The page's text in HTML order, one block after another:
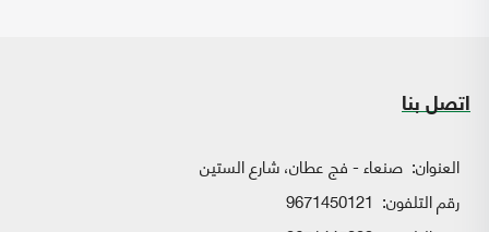
اتصل بنا
العنوان: صنعاء - فج عطان، شارع الستين
رقم التلفون: 9671450121